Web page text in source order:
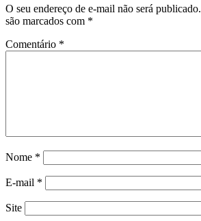
O seu endereço de e-mail não será publicado.
são marcados com *
Comentário *
Nome *
E-mail *
Site